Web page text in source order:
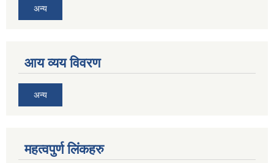
अन्य
आय व्यय विवरण
अन्य
महत्वपुर्ण लिंकहरु